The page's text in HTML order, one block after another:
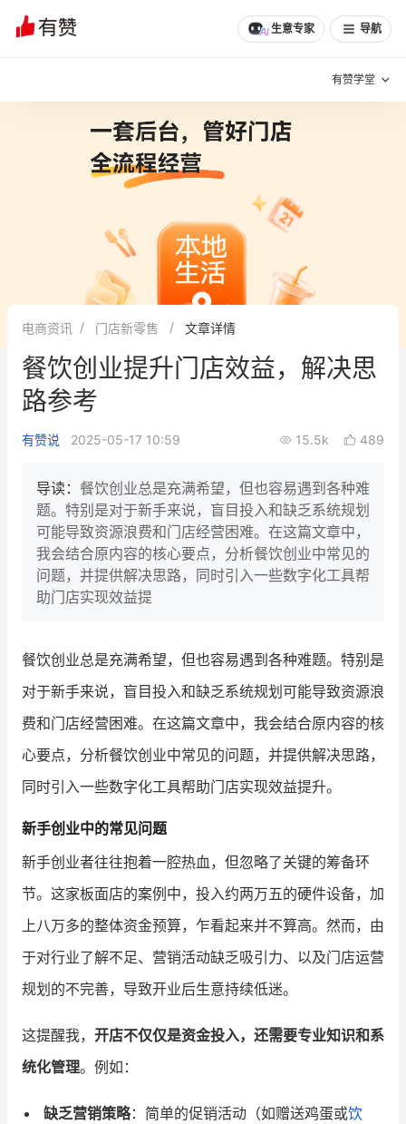
生意专家 导航
有赞学堂
增长方法
有赞专家说
新零售最佳实践
面对面聊增长
新零售大会
增长产品指南
智库 产品场景库
产品更新动态
新零售资讯
培训课程
增长俱乐部
增长俱乐部 有赞商盟
商家社区 社群交流
合作共进
认证服务商
文章 问诊 分享
电商资讯 门店新零售 文章详情
餐饮创业提升门店效益，解决思
路参考
有赞说 2025-05-17 10:59 15.5k 489
导读： 餐饮创业总是充满希望，但也容易遇到各种难
题。特别是对于新手来说，盲目投入和缺乏系统规划
可能导致资源浪费和门店经营困难。在这篇文章中，
我会结合原内容的核心要点，分析餐饮创业中常见的
问题，并提供解决思路，同时引入一些数字化工具帮
助门店实现效益提
餐饮创业总是充满希望，但也容易遇到各种难题。特别是
对于新手来说，盲目投入和缺乏系统规划可能导致资源浪
费和门店经营困难。在这篇文章中，我会结合原内容的核
心要点，分析餐饮创业中常见的问题，并提供解决思路，
同时引入一些数字化工具帮助门店实现效益提升。
新手创业中的常见问题
新手创业者往往抱着一腔热血，但忽略了关键的筹备环
节。这家板面店的案例中，投入约两万五的硬件设备，加
上八万多的整体资金预算，乍看起来并不算高。然而，由
于对行业了解不足、营销活动缺乏吸引力、以及门店运营
规划的不完善，导致开业后生意持续低迷。
这提醒我， 开店不仅仅是资金投入，还需要专业知识和系
统化管理。例如：
缺乏营销策略：简单的促销活动（如赠送鸡蛋或饮